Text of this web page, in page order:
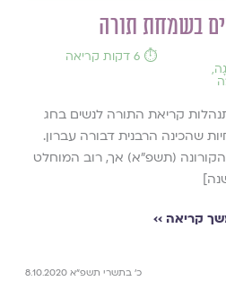
בשמחת תורה
,
⏱️ 6 דקות קריאה
קריאת התורה לנשים בחג
שהכינה הרבנית דבורה עברון.
(תשפ"א) אך, רוב המוחלט
קריאה ››
כ׳ בתשרי תשפ״א 8.10.2020